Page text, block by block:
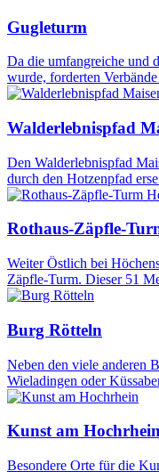
Gugleturm
Da die umfangreiche und
wurde, forderten
Walderlebnispfad
Den Walderlebnispfad
durch den Hotzenpfad
Rothaus-Zäpfle-
Weiter Östlich bei
Zäpfle-Turm. Dieser 51
Burg Rötteln
Neben den viele anderen
Wieladingen oder
Kunst am
Besondere Orte für die